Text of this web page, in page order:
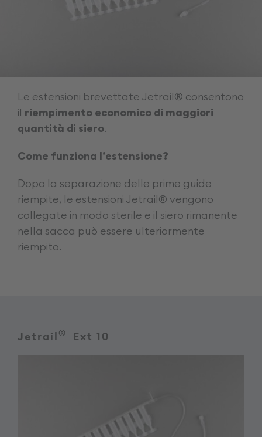
Le estensioni brevettate Jetrail® consentono
il riempimento economico di maggiori
quantità di siero.
Come funziona l’estensione?
Dopo la separazione delle prime guide
riempite, le estensioni Jetrail® vengono
collegate in modo sterile e il siero rimanente
nella sacca può essere ulteriormente
riempito.
Jetrail ® Ext 10